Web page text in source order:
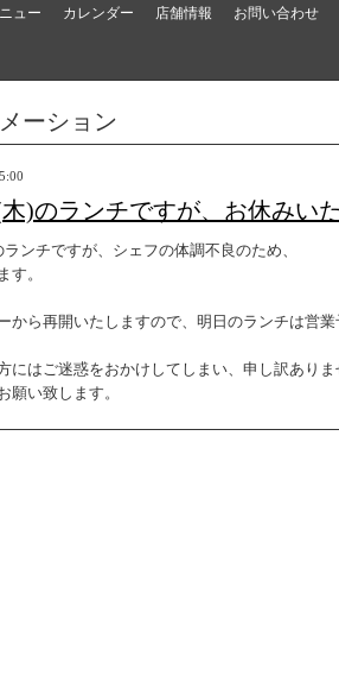
ュー カレンダー 店舗情報 お問い合わせ
ーション
)のランチですが、お休みいた
ンチですが、シェフの体調不良のため、
す。
から再開いたしますので、明日のランチは営業
にはご迷惑をおかけしてしまい、申し訳ありま
願い致します。